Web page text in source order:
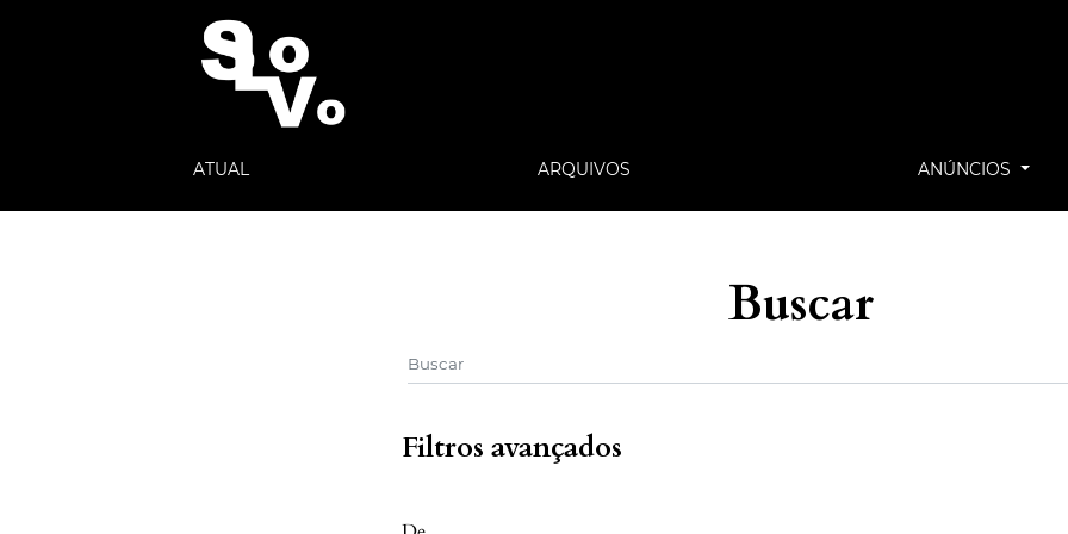
ATUAL ARQUIVOS ANÚNCIOS
Buscar
Filtros avançados